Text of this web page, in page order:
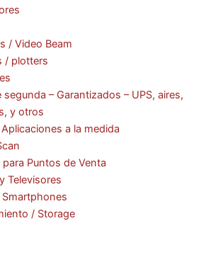
/ Video Beam
/ plotters
segunda – Garantizados – UPS, aires,
y otros
a la medida
Puntos de Venta
Televisores
Smartphones
/ Storage